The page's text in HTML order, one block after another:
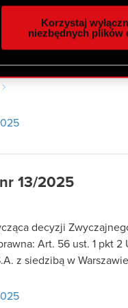
społecznościowym,
otrzymanymi od Ciebie
zgadasz się na używanie
Korzystaj
niezbędnych plików
14/2025
akcji własnych
i Rady (UE) nr 596/
13/2025
decyzji
Art. 56 ust. 1 pkt
z siedzibą w